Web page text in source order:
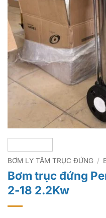
BƠM LY TÂM TRỤC ĐỨNG /
Bơm trục đứng
2-18 2.2Kw